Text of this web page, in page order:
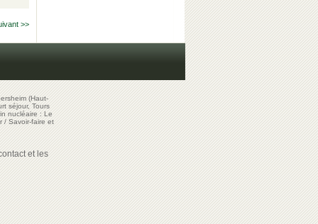
>>
(Haut-
séjour, Tours
nucléaire : Le
/Savoir-faire et
et les